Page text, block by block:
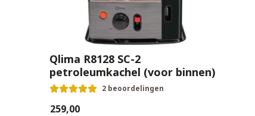
Qlima R8128 SC-2
petroleumkachel (voor binnen)
2 beoordelingen
€259,00